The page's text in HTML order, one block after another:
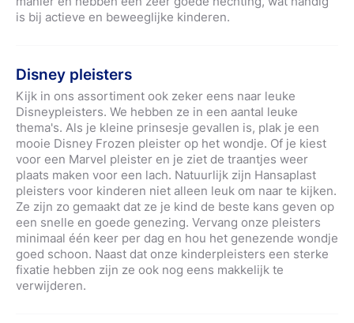
is bij actieve en beweeglijke kinderen.
Disney pleisters
Kijk in ons assortiment ook zeker eens naar leuke
Disneypleisters. We hebben ze in een aantal leuke
thema's. Als je kleine prinsesje gevallen is, plak je een
mooie Disney Frozen pleister op het wondje. Of je kiest
voor een Marvel pleister en je ziet de traantjes weer
plaats maken voor een lach. Natuurlijk zijn Hansaplast
pleisters voor kinderen niet alleen leuk om naar te kijken.
Ze zijn zo gemaakt dat ze je kind de beste kans geven op
een snelle en goede genezing. Vervang onze pleisters
minimaal één keer per dag en hou het genezende wondje
goed schoon. Naast dat onze kinderpleisters een sterke
fixatie hebben zijn ze ook nog eens makkelijk te
verwijderen.